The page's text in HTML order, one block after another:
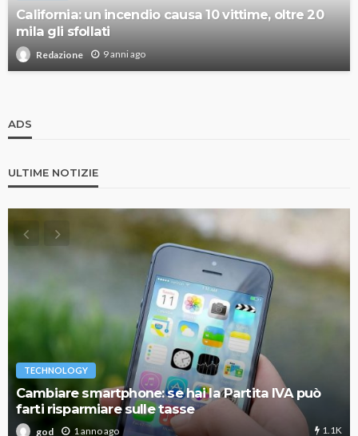
California: un incendio causa 10 vittime, oltre 20
mila gli sfollati
Redazione 9 anni ago
ADS
ULTIME NOTIZIE
TECHNOLOGY
Cambiare smartphone: se hai la Partita IVA può
farti risparmiare sulle tasse
god 1 anno ago 1.1K